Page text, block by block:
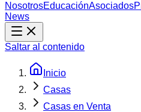
NosotrosEducaciónAsociados
News
Saltar al contenido
Inicio
Casas
Casas en Venta